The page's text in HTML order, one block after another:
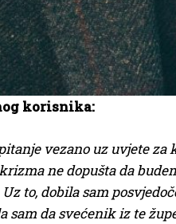
korisnika:
vezano uz uvjete
ne dopušta da
to, dobila sam
sam da svećenik iz te